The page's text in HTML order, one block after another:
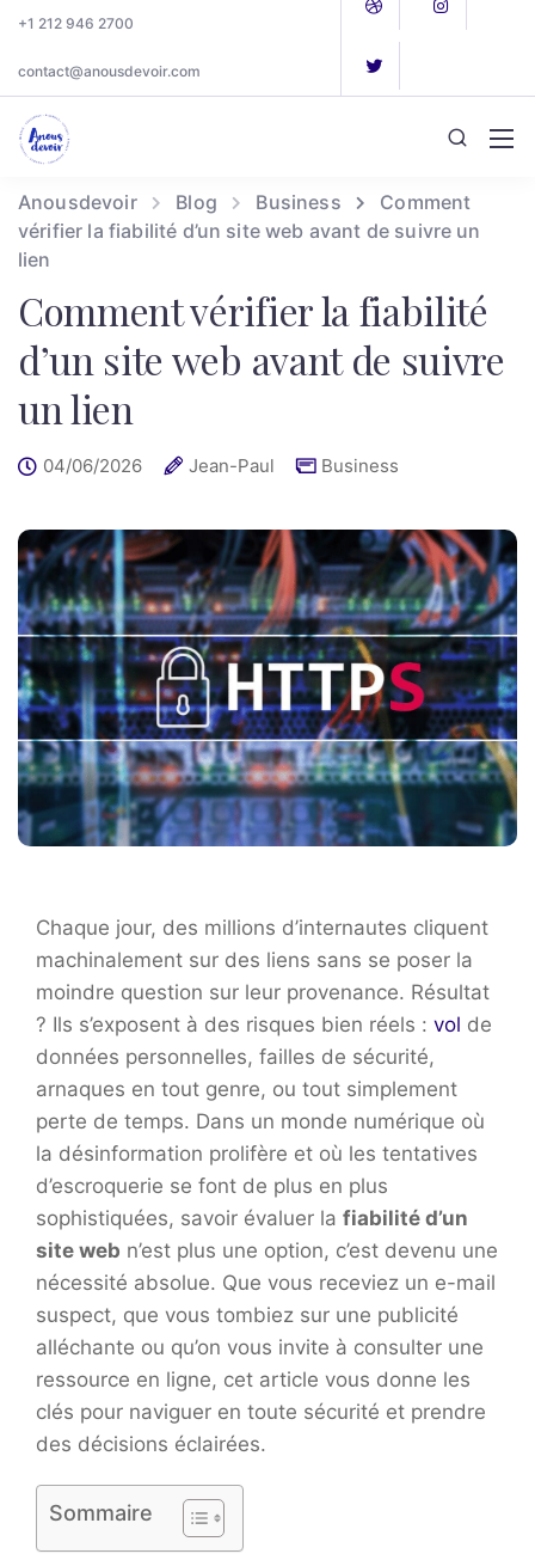
+1 212 946 2700
contact@anousdevoir.com
Anousdevoir Blog Business
Comment
vérifier la fiabilité d’un site web avant de suivre un
lien
Comment vérifier la fiabilité
d’un site web avant de suivre
un lien
04/06/2026 Jean-Paul Business
Chaque jour, des millions d’internautes cliquent
machinalement sur des liens sans se poser la
moindre question sur leur provenance. Résultat
? Ils s’exposent à des risques bien réels : vol de
données personnelles, failles de sécurité,
arnaques en tout genre, ou tout simplement
perte de temps. Dans un monde numérique où
la désinformation prolifère et où les tentatives
d’escroquerie se font de plus en plus
sophistiquées, savoir évaluer la fiabilité d’un
site web n’est plus une option, c’est devenu une
nécessité absolue. Que vous receviez un e-mail
suspect, que vous tombiez sur une publicité
alléchante ou qu’on vous invite à consulter une
ressource en ligne, cet article vous donne les
clés pour naviguer en toute sécurité et prendre
des décisions éclairées.
Sommaire